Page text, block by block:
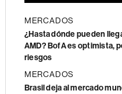
MERCADOS
¿Hasta dónde pueden
AMD? BofA es optimista,
riesgos
MERCADOS
Brasil deja al mercado